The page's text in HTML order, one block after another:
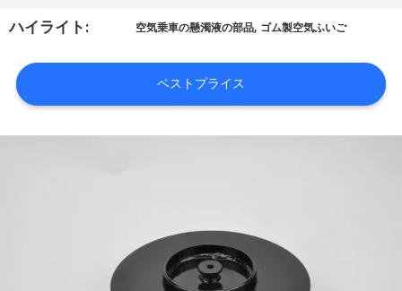
旅
ハイライト: 空気乗車の懸濁液の部品, ゴム製空気ふいご
ベストプライス